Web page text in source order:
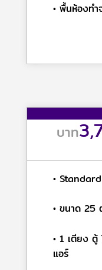
• พื้นห้องทำ
บาท
•
• ขนาด 25
• 1 เตียง ตู้
แอร์